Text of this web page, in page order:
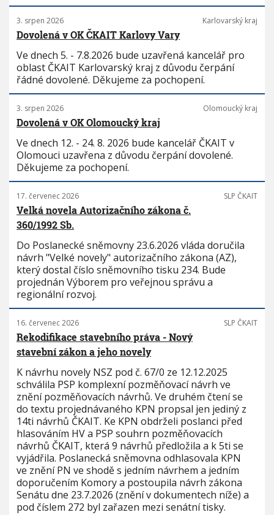
3. srpen 2026 Karlovarský kraj
Dovolená v OK ČKAIT Karlovy Vary
Ve dnech 5. - 7.8.2026 bude uzavřená kancelář pro
oblast ČKAIT Karlovarský kraj z důvodu čerpání
řádné dovolené. Děkujeme za pochopení.
3. srpen 2026 Olomoucký kraj
Dovolená v OK Olomoucký kraj
Ve dnech 12. - 24. 8. 2026 bude kancelář ČKAIT v
Olomouci uzavřena z důvodu čerpání dovolené.
Děkujeme za pochopení.
17. červenec 2026 SLP ČKAIT
Velká novela Autorizačního zákona č.
360/1992 Sb.
Do Poslanecké sněmovny 23.6.2026 vláda doručila
návrh "Velké novely" autorizačního zákona (AZ),
který dostal číslo sněmovního tisku 234. Bude
projednán Výborem pro veřejnou správu a
regionální rozvoj.
16. červenec 2026 SLP ČKAIT
Rekodifikace stavebního práva - Nový
stavební zákon a jeho novely
K návrhu novely NSZ pod č. 67/0 ze 12.12.2025
schválila PSP komplexní pozměňovací návrh ve
znění pozměňovacích návrhů. Ve druhém čtení se
do textu projednávaného KPN propsal jen jediný z
14ti návrhů ČKAIT. Ke KPN obdrželi poslanci před
hlasováním HV a PSP souhrn pozměňovacích
návrhů ČKAIT, která 9 návrhů předložila a k 5ti se
vyjádřila. Poslanecká sněmovna odhlasovala KPN
ve znění PN ve shodě s jedním návrhem a jedním
doporučením Komory a postoupila návrh zákona
Senátu dne 23.7.2026 (znění v dokumentech níže) a
pod číslem 272 byl zařazen mezi senátní tisky.